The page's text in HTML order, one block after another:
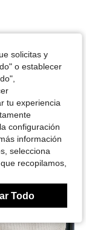
solicitas y
o establecer
tu experiencia
configuración
información
selecciona
recopilamos,
Todo